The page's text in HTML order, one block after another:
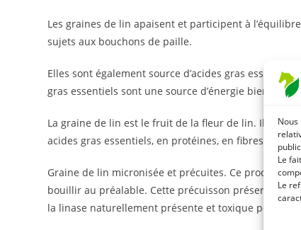
Le
Le
Les graines de lin apaisent et participent à
sujets aux bouchons de paille.
Elles sont également source d’acides gras
gras essentiels sont une source d’énergie bien
La graine de lin est le fruit de la fleur de lin. Il s’agit
acides gras essentiels, en protéines, en fibres
Graine de lin micronisée et précuites. Ce procédé
bouillir au préalable. Cette précuisson préserve
la linase naturellement présente et toxique pour